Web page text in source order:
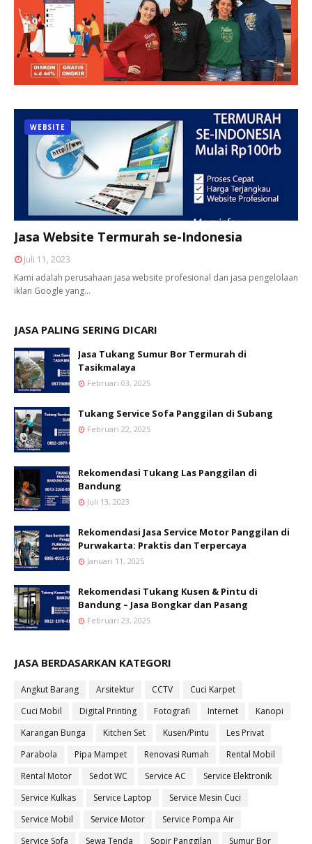
WEBSITE
Jasa Website Termurah se-Indonesia
Juli 11, 2023
Kami adalah perusahaan jasa website profesional dan jasa pengelolaan
iklan Google yang…
JASA PALING SERING DICARI
Jasa Tukang Sumur Bor Termurah di
Tasikmalaya
Februari 03, 2025
Tukang Service Sofa Panggilan di Subang
Februari 22, 2025
Rekomendasi Tukang Las Panggilan di
Bandung
Juli 13, 2023
Rekomendasi Jasa Service Motor Panggilan di
Purwakarta: Praktis dan Terpercaya
Januari 11, 2025
Rekomendasi Tukang Kusen & Pintu di
Bandung – Jasa Bongkar dan Pasang
Februari 23, 2025
JASA BERDASARKAN KATEGORI
Angkut Barang Arsitektur CCTV
Cuci Karpet
Cuci Mobil
Digital Printing Fotografi Internet
Kanopi
Karangan Bunga
Kitchen Set Kusen/Pintu
Les Privat
Parabola
Pipa Mampet Renovasi Rumah
Rental Mobil
Rental Motor
Sedot WC Service AC
Service Elektronik
Service Kulkas
Service Laptop
Service Mesin Cuci
Service Mobil
Service Motor
Service Pompa Air
Service Sofa
Sewa Tenda Sopir Panggilan Sumur Bor